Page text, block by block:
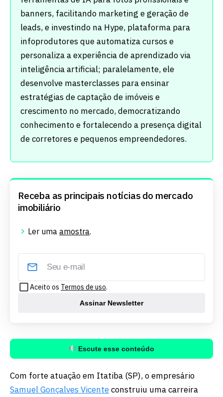
banners, facilitando marketing e geração de
leads, e investindo na Hype, plataforma para
infoprodutores que automatiza cursos e
personaliza a experiência de aprendizado via
inteligência artificial; paralelamente, ele
desenvolve masterclasses para ensinar
estratégias de captação de imóveis e
crescimento no mercado, democratizando
conhecimento e fortalecendo a presença digital
de corretores e pequenos empreendedores.
Receba as principais notícias do mercado
imobiliário
Ler uma amostra.
Aceito os Termos de uso.
Assinar Newsletter
Escute esse conteúdo
Com forte atuação em Itatiba (SP), o empresário
Samuel Gonçalves Vicenteconstruiu uma carreira